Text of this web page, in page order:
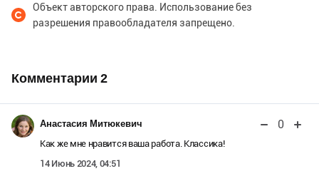
Объект авторского права. Использование без
разрешения правообладателя запрещено.
Комментарии 2
Анастасия Митюкевич 0
Как же мне нравится ваша работа. Классика!
14 Июнь 2024, 04:51